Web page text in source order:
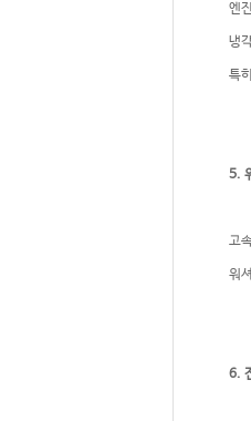
엔
냉
특
5.
고
워
6.